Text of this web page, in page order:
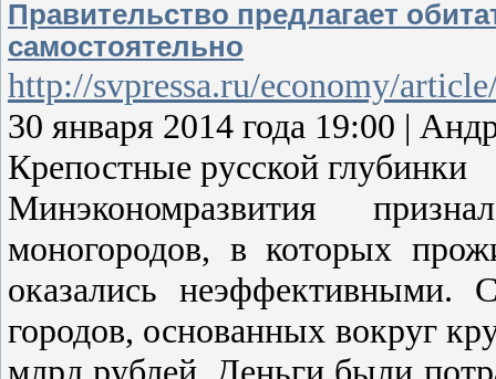
Правительство предлагает
самостоятельно
http://svpressa.ru/economy/
30 января 2014 года 19:00 |
Крепостные русской глубинки
Минэкономразвития
моногородов, в которых
оказались
городов, основанных вокруг
млрд рублей. Деньги были